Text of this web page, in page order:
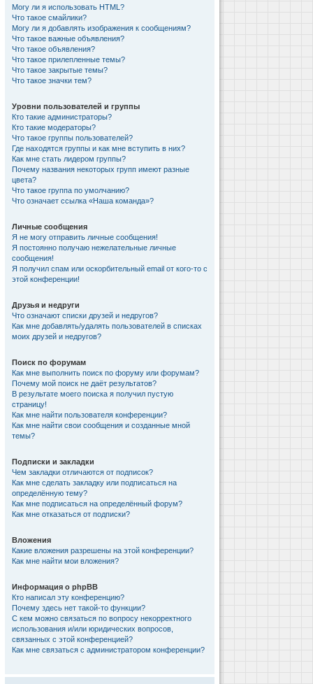
Могу ли я использовать HTML?
Что такое смайлики?
Могу ли я добавлять изображения к сообщениям?
Что такое важные объявления?
Что такое объявления?
Что такое прилепленные темы?
Что такое закрытые темы?
Что такое значки тем?
Уровни пользователей и группы
Кто такие администраторы?
Кто такие модераторы?
Что такое группы пользователей?
Где находятся группы и как мне вступить в них?
Как мне стать лидером группы?
Почему названия некоторых групп имеют разные
цвета?
Что такое группа по умолчанию?
Что означает ссылка «Наша команда»?
Личные сообщения
Я не могу отправить личные сообщения!
Я постоянно получаю нежелательные личные
сообщения!
Я получил спам или оскорбительный email от кого-то с
этой конференции!
Друзья и недруги
Что означают списки друзей и недругов?
Как мне добавлять/удалять пользователей в списках
моих друзей и недругов?
Поиск по форумам
Как мне выполнить поиск по форуму или форумам?
Почему мой поиск не даёт результатов?
В результате моего поиска я получил пустую
страницу!
Как мне найти пользователя конференции?
Как мне найти свои сообщения и созданные мной
темы?
Подписки и закладки
Чем закладки отличаются от подписок?
Как мне сделать закладку или подписаться на
определённую тему?
Как мне подписаться на определённый форум?
Как мне отказаться от подписки?
Вложения
Какие вложения разрешены на этой конференции?
Как мне найти мои вложения?
Информация о phpBB
Кто написал эту конференцию?
Почему здесь нет такой-то функции?
С кем можно связаться по вопросу некорректного
использования и/или юридических вопросов,
связанных с этой конференцией?
Как мне связаться с администратором конференции?